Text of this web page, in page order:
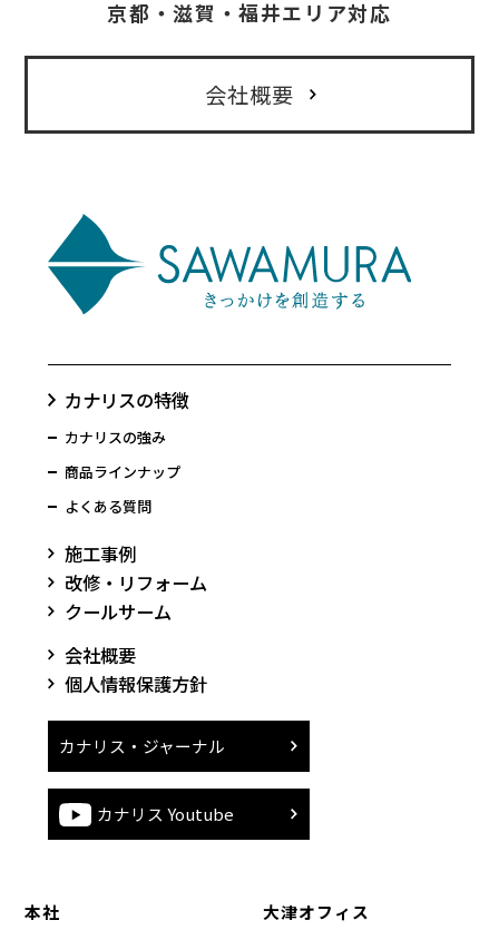
京都・滋賀・福井エリア対応
会社概要
カナリスの特徴
カナリスの強み
商品ラインナップ
よくある質問
施工事例
改修・リフォーム
クールサーム
会社概要
個人情報保護方針
カナリス・ジャーナル
カナリス Youtube
本社 大津オフィス